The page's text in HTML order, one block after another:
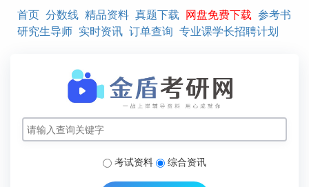
首页 分数线 精品资料 真题下载 网盘免费下载 参考书
研究生导师 实时资讯 订单查询 专业课学长招聘计划
考试资料 综合资讯